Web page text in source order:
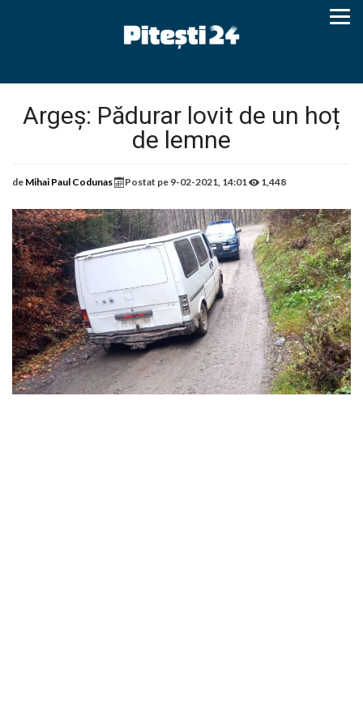
Argeș: Pădurar lovit de un hoț
de lemne
de Mihai Paul Codunas Postat pe 9-02-2021, 14:01 1,448